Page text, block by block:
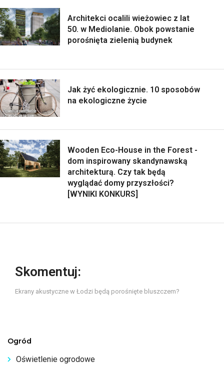
Architekci ocalili wieżowiec z lat
50. w Mediolanie. Obok powstanie
porośnięta zielenią budynek
Jak żyć ekologicznie. 10 sposobów
na ekologiczne życie
Wooden Eco-House in the Forest -
dom inspirowany skandynawską
architekturą. Czy tak będą
wyglądać domy przyszłości?
[WYNIKI KONKURS]
Skomentuj:
Ekrany akustyczne w Łodzi będą porośnięte bluszczem?
Ogród
Oświetlenie ogrodowe